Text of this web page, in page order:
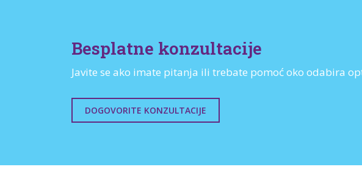
Besplatne konzultacije
Javite se ako imate pitanja ili trebate pomoć oko odabira
DOGOVORITE KONZULTACIJE